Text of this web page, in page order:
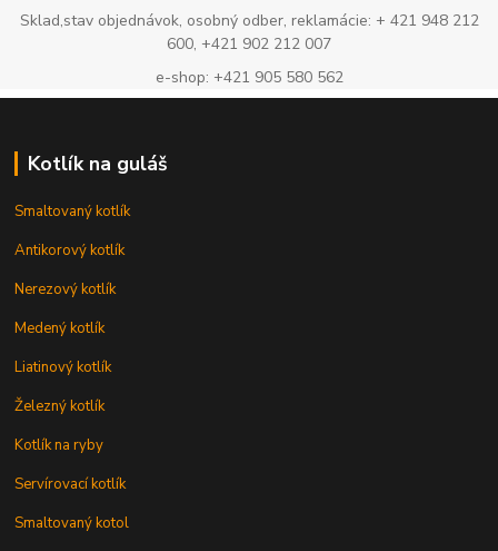
Sklad,stav objednávok, osobný odber, reklamácie: + 421 948 212
600, +421 902 212 007
e-shop: +421 905 580 562
Kotlík na guláš
Smaltovaný kotlík
Antikorový kotlík
Nerezový kotlík
Medený kotlík
Liatinový kotlík
Železný kotlík
Kotlík na ryby
Servírovací kotlík
Smaltovaný kotol